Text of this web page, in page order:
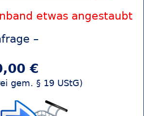
etwas angestaubt
–
€
gem. § 19 UStG)